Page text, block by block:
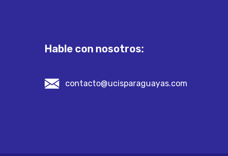
Hable con nosotros:
contacto@ucisparaguayas.com